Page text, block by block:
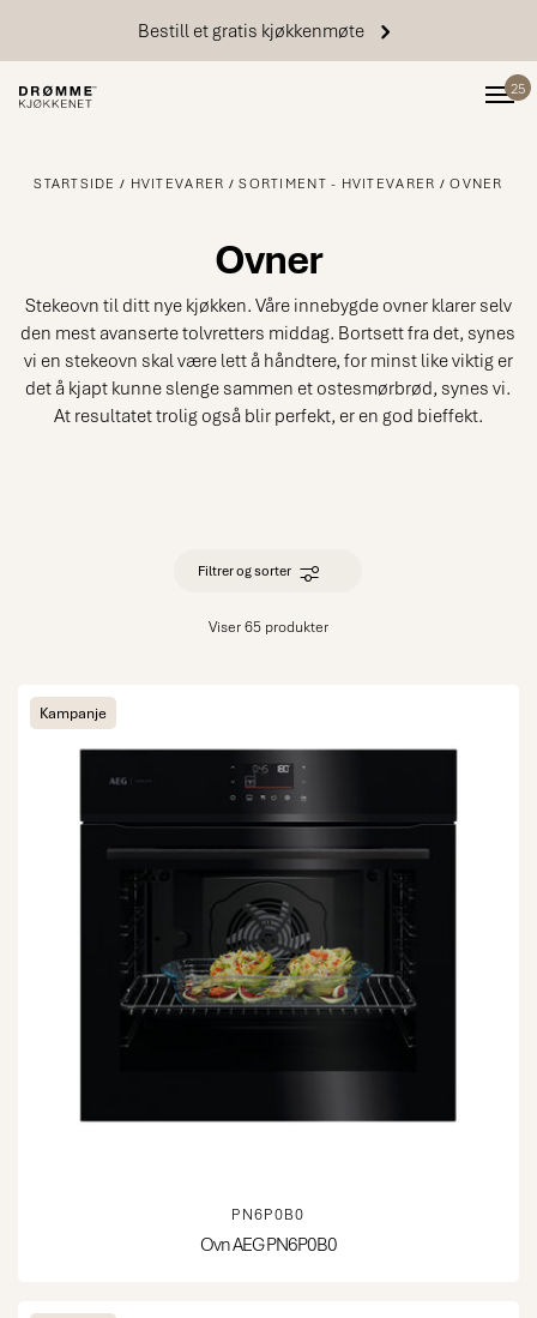
Bestill et gratis kjøkkenmøte
25
STARTSIDE HVITEVARER SORTIMENT - HVITEVARER OVNER
Ovner
Stekeovn til ditt nye kjøkken. Våre innebygde ovner klarer selv
den mest avanserte tolvretters middag. Bortsett fra det, synes
vi en stekeovn skal være lett å håndtere, for minst like viktig er
det å kjapt kunne slenge sammen et ostesmørbrød, synes vi.
At resultatet trolig også blir perfekt, er en god bieffekt.
Filtrer og sorter
Viser 65 produkter
Kampanje
PN6P0B0
Ovn AEG PN6P0B0